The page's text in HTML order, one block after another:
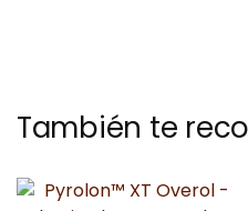
También te